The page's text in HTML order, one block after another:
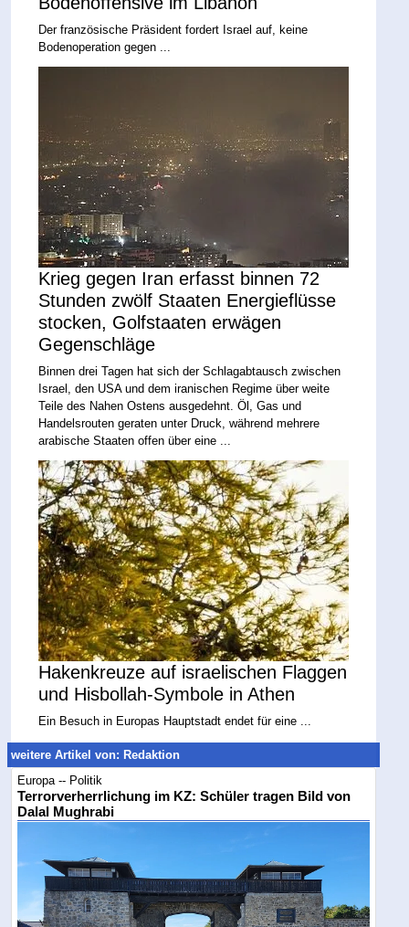
Der französische Präsident fordert Israel auf, keine
Bodenoperation gegen ...
Krieg gegen Iran erfasst binnen 72
Stunden zwölf Staaten Energieflüsse
stocken, Golfstaaten erwägen
Gegenschläge
Binnen drei Tagen hat sich der Schlagabtausch zwischen
Israel, den USA und dem iranischen Regime über weite
Teile des Nahen Ostens ausgedehnt. Öl, Gas und
Handelsrouten geraten unter Druck, während mehrere
arabische Staaten offen über eine ...
Hakenkreuze auf israelischen Flaggen
und Hisbollah-Symbole in Athen
Ein Besuch in Europas Hauptstadt endet für eine ...
weitere Artikel von: Redaktion
Europa -- Politik
Terrorverherrlichung im KZ: Schüler tragen Bild von
Dalal Mughrabi